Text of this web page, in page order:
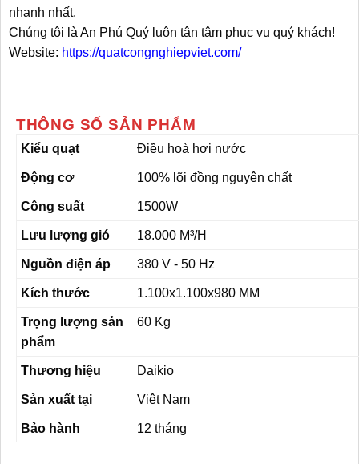
nhanh nhất.
Chúng tôi là An Phú Quý luôn tận tâm phục vụ quý khách!
Website: https://quatcongnghiepviet.com/
THÔNG SỐ SẢN PHẨM
Kiểu quạt Điều hoà hơi nước
Động cơ 100% lõi đồng nguyên chất
Công suất 1500W
Lưu lượng gió 18.000 M³/H
Nguồn điện áp 380 V - 50 Hz
Kích thước 1.100x1.100x980 MM
Trọng lượng sản
phẩm
60 Kg
Thương hiệu Daikio
Sản xuất tại Việt Nam
Bảo hành 12 tháng